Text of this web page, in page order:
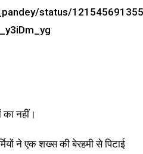
status/
का नहीं।
ने एक शख्स की बेरहमी से पिटाई